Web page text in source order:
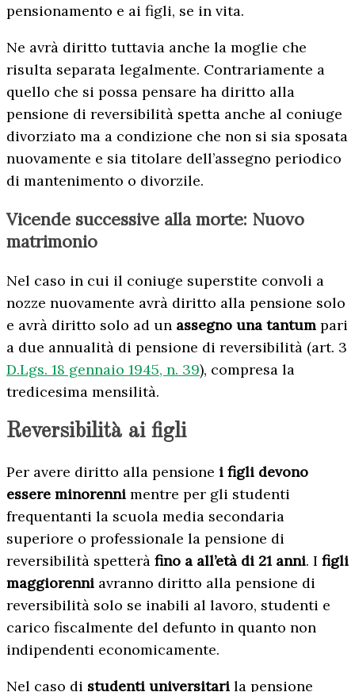
pensionamento e ai figli, se in vita.
Ne avrà diritto tuttavia anche la moglie che
risulta separata legalmente. Contrariamente a
quello che si possa pensare ha diritto alla
pensione di reversibilità spetta anche al coniuge
divorziato ma a condizione che non si sia sposata
nuovamente e sia titolare dell’assegno periodico
di mantenimento o divorzile.
Vicende successive alla morte: Nuovo
matrimonio
Nel caso in cui il coniuge superstite convoli a
nozze nuovamente avrà diritto alla pensione solo
e avrà diritto solo ad un assegno una tantum pari
a due annualità di pensione di reversibilità (art. 3
D.Lgs. 18 gennaio 1945, n. 39), compresa la
tredicesima mensilità.
Reversibilità ai figli
Per avere diritto alla pensione i figli devono
essere minorenni mentre per gli studenti
frequentanti la scuola media secondaria
superiore o professionale la pensione di
reversibilità spetterà fino a all’età di 21 anni. I figli
maggiorenni avranno diritto alla pensione di
reversibilità solo se inabili al lavoro, studenti e
carico fiscalmente del defunto in quanto non
indipendenti economicamente.
Nel caso di studenti universitari la pensione